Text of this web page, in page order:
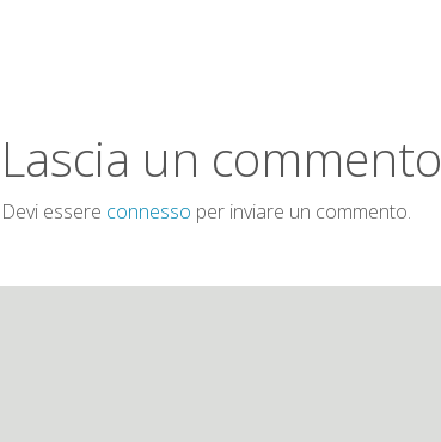
Lascia un commento
Devi essere connesso per inviare un commento.